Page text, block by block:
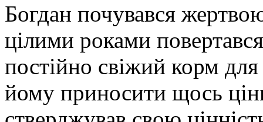
Богдан почувався
цілими роками
постійно свіжий корм
йому приносити щось